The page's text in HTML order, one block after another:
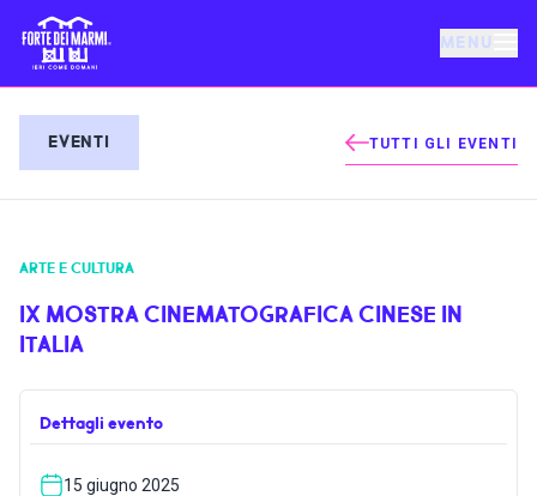
MENU
EVENTI
NOTIZIE
OSPITALITÀ
COSA FARE
EVENTI TUTTI GLI EVENTI
ARTE E CULTURA
IX MOSTRA CINEMATOGRAFICA CINESE IN
ITALIA
Dettagli evento
15 giugno 2025